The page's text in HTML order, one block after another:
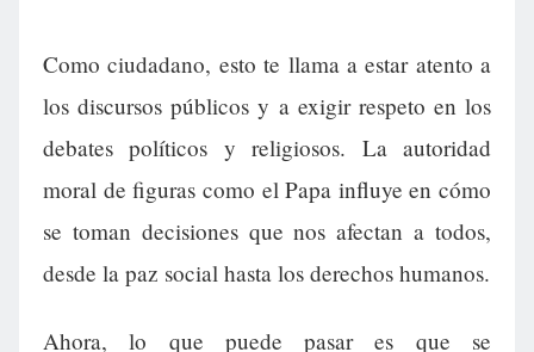
Como ciudadano, esto te llama a estar atento a
los discursos públicos y a exigir respeto en los
debates políticos y religiosos. La autoridad
moral de figuras como el Papa influye en cómo
se toman decisiones que nos afectan a todos,
desde la paz social hasta los derechos humanos.
Ahora, lo que puede pasar es que se